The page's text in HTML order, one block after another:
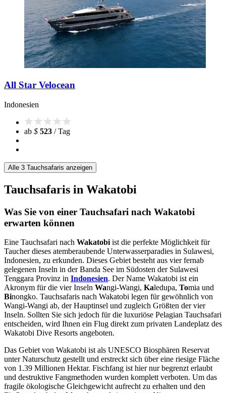
All Star Velocean
Indonesien
ab $ 523 / Tag
Alle 3 Tauchsafaris anzeigen
Tauchsafaris in Wakatobi
Was Sie von einer Tauchsafari nach Wakatobi
erwarten können
Eine Tauchsafari nach Wakatobiist die perfekte Möglichkeit für
Taucher dieses atemberaubende Unterwasserparadies in Sulawesi,
Indonesien, zu erkunden. Dieses Gebiet besteht aus vier fernab
gelegenen Inseln in der Banda See im Südosten der Sulawesi
Tenggara Provinz in Indonesien. Der Name Wakatobi ist ein
Akronym für die vier Inseln Wangi-Wangi, Kaledupa, Tomia und
Binongko. Tauchsafaris nach Wakatobi legen für gewöhnlich von
Wangi-Wangi ab, der Hauptinsel und zugleich Größten der vier
Inseln. Sollten Sie sich jedoch für die luxuriöse Pelagian Tauchsafari
entscheiden, wird Ihnen ein Flug direkt zum privaten Landeplatz des
Wakatobi Dive Resorts angeboten.
Das Gebiet von Wakatobi ist als UNESCO Biosphären Reservat
unter Naturschutz gestellt und erstreckt sich über eine riesige Fläche
von 1.39 Millionen Hektar. Fischfang ist hier nur begrenzt erlaubt
und destruktive Fangmethoden wurden komplett verboten. Um das
fragile ökologische Gleichgewicht aufrecht zu erhalten und den